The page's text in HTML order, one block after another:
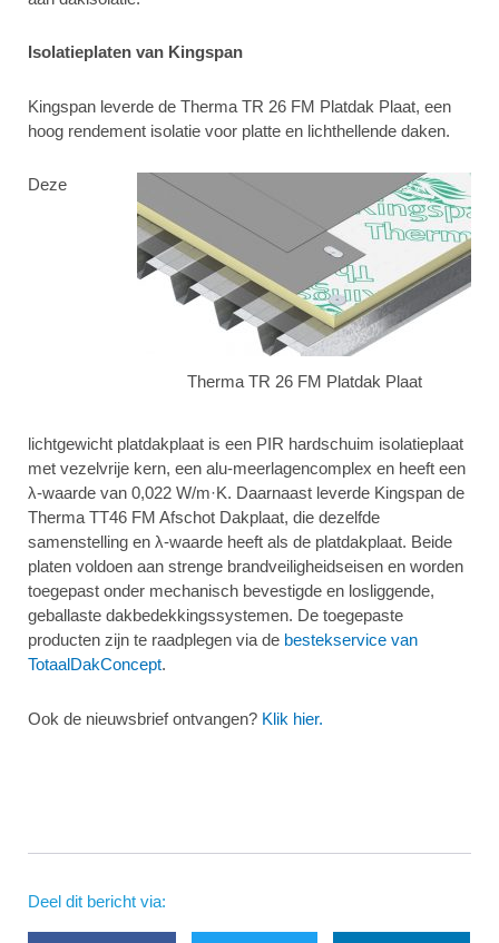
Isolatieplaten van Kingspan
Kingspan leverde de Therma TR 26 FM Platdak Plaat, een
hoog rendement isolatie voor platte en lichthellende daken.
Therma TR 26 FM Platdak Plaat
Deze
lichtgewicht platdakplaat is een PIR hardschuim isolatieplaat
met vezelvrije kern, een alu-meerlagencomplex en heeft een
λ-waarde van 0,022 W/m·K. Daarnaast leverde Kingspan de
Therma TT46 FM Afschot Dakplaat, die dezelfde
samenstelling en λ-waarde heeft als de platdakplaat. Beide
platen voldoen aan strenge brandveiligheidseisen en worden
toegepast onder mechanisch bevestigde en losliggende,
geballaste dakbedekkingssystemen. De toegepaste
producten zijn te raadplegen via de bestekservice van
TotaalDakConcept.
Ook de nieuwsbrief ontvangen? Klik hier.
Deel dit bericht via: